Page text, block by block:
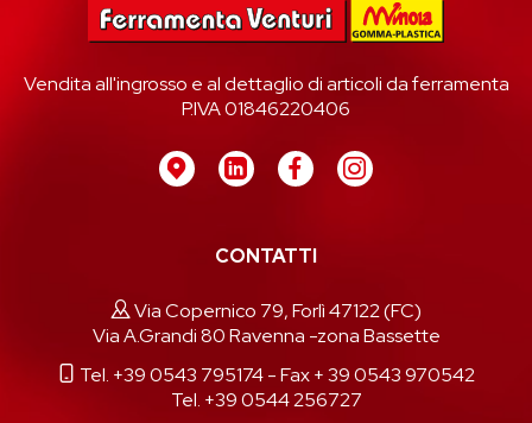
Vendita all'ingrosso e al dettaglio di articoli da ferramenta
P.IVA 01846220406
CONTATTI
Via Copernico 79, Forlì 47122 (FC)
Via A.Grandi 80 Ravenna -zona Bassette
Tel. +39 0543 795174- Fax + 39 0543 970542
Tel. +39 0544 256727